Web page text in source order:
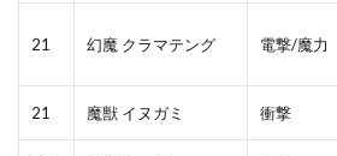
21 幻魔 クラマテング 電撃/魔力
21 魔獣 イヌガミ 衝撃